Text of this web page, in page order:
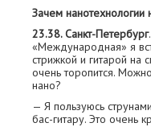
Зачем нанотехнологии
23.38. Санкт-Петербург
«Международная» я
стрижкой и гитарой на
очень торопится.
нано?
— Я пользуюсь
бас-гитару. Это очень